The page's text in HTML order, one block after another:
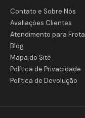
Contato e Sobre Nós
Avaliações Clientes
Atendimento para Frota
Blog
Mapa do Site
Política de Privacidade
Política de Devolução